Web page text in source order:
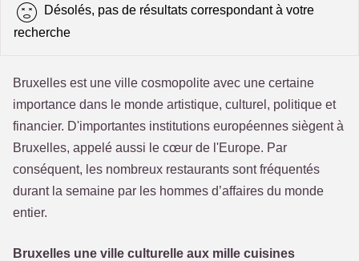
Désolés, pas de résultats correspondant à votre
recherche
Bruxelles est une ville cosmopolite avec une certaine
importance dans le monde artistique, culturel, politique et
financier. D'importantes institutions européennes siègent à
Bruxelles, appelé aussi le cœur de l'Europe. Par
conséquent, les nombreux restaurants sont fréquentés
durant la semaine par les hommes d’affaires du monde
entier.
Bruxelles une ville culturelle aux mille cuisines